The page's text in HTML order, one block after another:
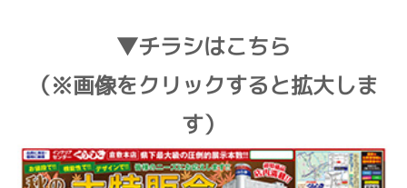
▼チラシはこちら
（※画像をクリックすると拡大しま
す）